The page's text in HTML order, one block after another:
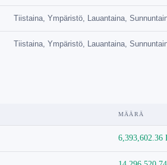
Tiistaina, Ympäristö, Lauantaina,
Tiistaina, Ympäristö, Lauantaina,
MÄÄRÄ
6,393,602.36